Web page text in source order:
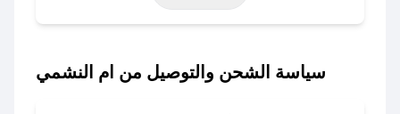
باستخدام تطبيق صحصح، يمكنك العثور بسهولة على
سياسة الشحن والتوصيل من ام النشمي